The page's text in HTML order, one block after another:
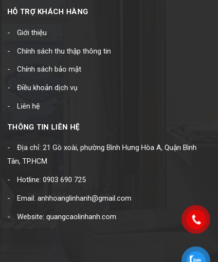
HỖ TRỢ KHÁCH HÀNG
Giới thiệu
Chính sách thu thập thông tin
Chính sách bảo mật
Điều khoản dịch vụ
Liên hệ
THÔNG TIN LIÊN HỆ
Địa chỉ: 21 Gò xoài, phường Bình Hưng Hòa A, Quận Bình
Tân, TP.HCM
Hotline: 0903 690 725
Email: anhhoanglinhanh@gmail.com
Website: quangcaolinhanh.com